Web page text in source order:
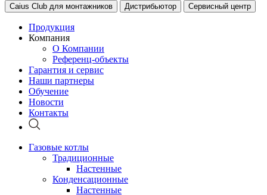
Caius Club для монтажников Дистрибьютор Сервисный центр
Продукция
Компания
О Компании
Референц-объекты
Гарантия и сервис
Наши партнеры
Обучение
Новости
Контакты
Газовые котлы
Традиционные
Настенные
Конденсационные
Настенные